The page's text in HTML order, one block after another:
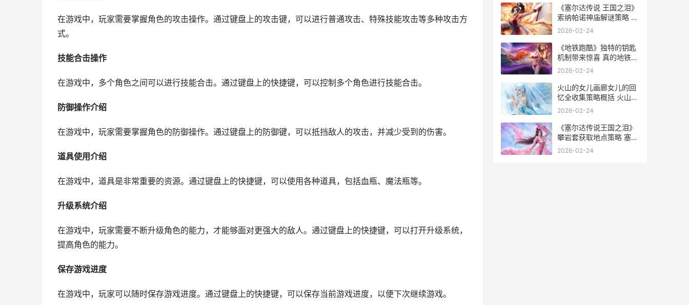
在游戏中，玩家需要掌握角色的攻击操作。通过键盘上的攻击键，可以进行普通攻击、特殊技能攻击等多种攻击方
式。
技能合击操作
在游戏中，多个角色之间可以进行技能合击。通过键盘上的快捷键，可以控制多个角色进行技能合击。
防御操作介绍
在游戏中，玩家需要掌握角色的防御操作。通过键盘上的防御键，可以抵挡敌人的攻击，并减少受到的伤害。
道具使用介绍
在游戏中，道具是非常重要的资源。通过键盘上的快捷键，可以使用各种道具，包括血瓶、魔法瓶等。
升级系统介绍
在游戏中，玩家需要不断升级角色的能力，才能够面对更强大的敌人。通过键盘上的快捷键，可以打开升级系统，
提高角色的能力。
保存游戏进度
在游戏中，玩家可以随时保存游戏进度。通过键盘上的快捷键，可以保存当前游戏进度，以便下次继续游戏。
《塞尔达传说 王国之泪》
索纳帕诺神庙解谜策略 塞
尔达传说旷野之息
2026-02-24
《地铁跑酷》独特的钥匙
机制带来惊喜 真的地铁跑
酷
2026-02-24
火山的女儿画廊女儿的回
忆全收集策略概括 火山
画
2026-02-24
《塞尔达传说王国之泪》
攀岩套获取地点策略 塞尔
达传说王国之泪最强套装
2026-02-24